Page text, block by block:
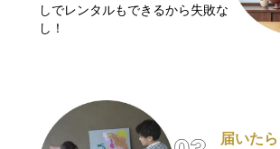
しでレンタルもできるから失敗な
し！
届いたら